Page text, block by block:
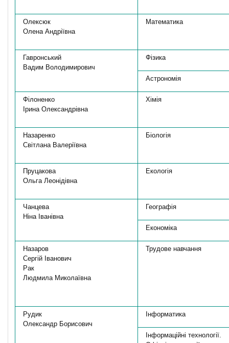
Олексюк
Олена Андріївна
Математика
Гавронський
Вадим Володимирович
Фізика
Астрономія
Філоненко
Ірина Олександрівна
Хімія
Назаренко
Світлана Валеріївна
Біологія
Пруцакова
Ольга Леонідівна
Екологія
Чанцева
Ніна Іванівна
Географія
Економіка
Назаров
Сергій Іванович
Рак
Людмила Миколаївна
Трудове навчання
Рудик
Олександр Борисович
Інформатика
Інформаційні технології.